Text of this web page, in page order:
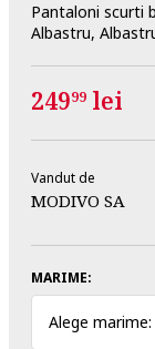
Pantaloni scurti
Albastru,
24999 lei
Vandut de
MODIVO SA
MARIME:
Alege marime: